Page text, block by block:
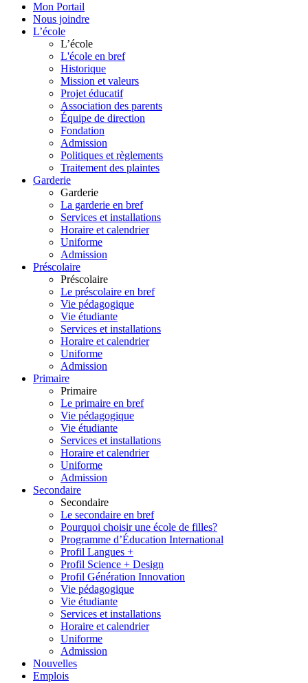
Mon Portail
Nous joindre
L’école
L’école
L'école en bref
Historique
Mission et valeurs
Projet éducatif
Association des parents
Équipe de direction
Fondation
Admission
Politiques et règlements
Traitement des plaintes
Garderie
Garderie
La garderie en bref
Services et installations
Horaire et calendrier
Uniforme
Admission
Préscolaire
Préscolaire
Le préscolaire en bref
Vie pédagogique
Vie étudiante
Services et installations
Horaire et calendrier
Uniforme
Admission
Primaire
Primaire
Le primaire en bref
Vie pédagogique
Vie étudiante
Services et installations
Horaire et calendrier
Uniforme
Admission
Secondaire
Secondaire
Le secondaire en bref
Pourquoi choisir une école de filles?
Programme d’Éducation International
Profil Langues +
Profil Science + Design
Profil Génération Innovation
Vie pédagogique
Vie étudiante
Services et installations
Horaire et calendrier
Uniforme
Admission
Nouvelles
Emplois